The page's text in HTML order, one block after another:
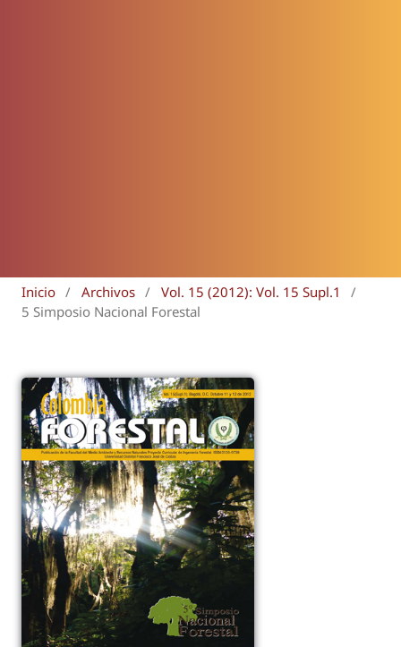
Inicio / Archivos / Vol. 15 (2012): Vol. 15 Supl.1
/
5 Simposio Nacional Forestal